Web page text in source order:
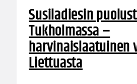
Susiladiesin
Tukholmassa –
harvinaislaatuinen
Liettuasta